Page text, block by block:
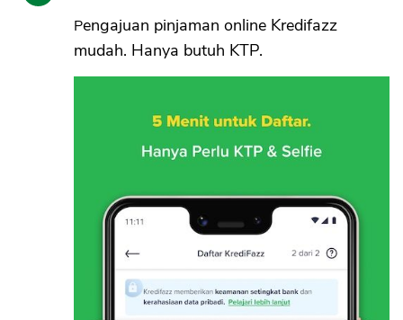
Pengajuan pinjaman online Kredifazz
mudah. Hanya butuh KTP.